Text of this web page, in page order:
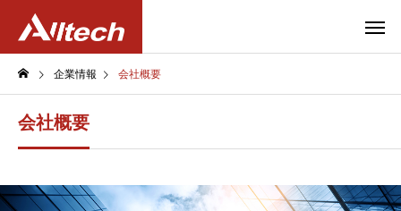
企業情報 会社概要
会社概要